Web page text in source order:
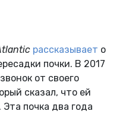
рассказывает о
почки. В 2017
от своего
сказал, что ей
почка два года